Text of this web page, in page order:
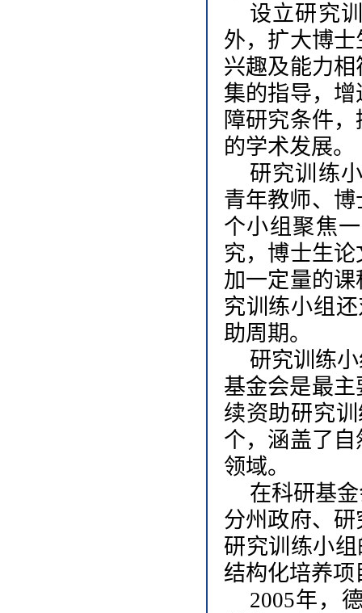
设立研究
外，扩大博
兴趣及能力
集的指导，
障研究条件
的学术发展。
研究训练
青年教师、
个小组聚焦
究，博士生
加一定量的
究训练小组
助周期。
研究训练
基金会是最
续资助研究
个，涵盖了
领域。
在科研基
分州政府、
研究训练小
结构化培养项
2005年，